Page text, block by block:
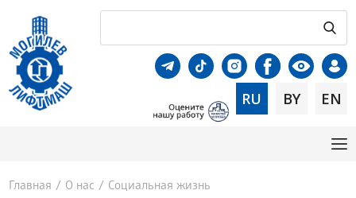
RU BY EN
Главная / О нас / Социальная жизнь